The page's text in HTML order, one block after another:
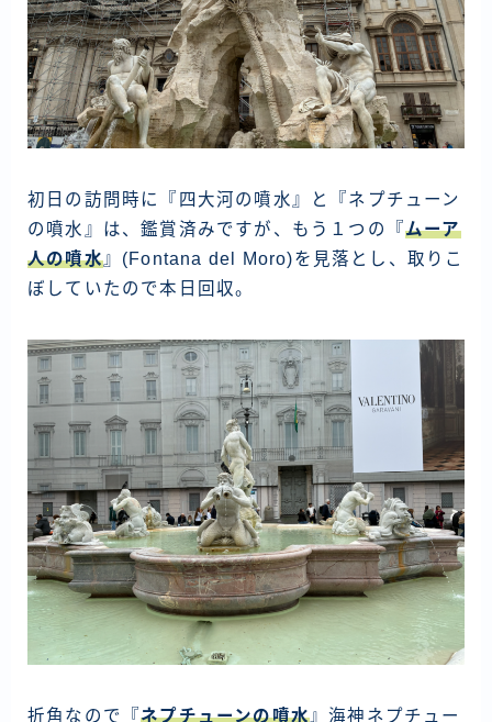
初日の訪問時に『四大河の噴水』と『ネプチューン
の噴水』は、鑑賞済みですが、もう１つの『ムーア
人の噴水』(Fontana del Moro)を見落とし、取りこ
ぼしていたので本日回収。
折角なので『ネプチューンの噴水』海神ネプチュー